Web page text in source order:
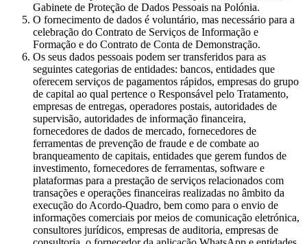
Gabinete de Proteção de Dados Pessoais na Polónia.
O fornecimento de dados é voluntário, mas necessário para a
celebração do Contrato de Serviços de Informação e
Formação e do Contrato de Conta de Demonstração.
Os seus dados pessoais podem ser transferidos para as
seguintes categorias de entidades: bancos, entidades que
oferecem serviços de pagamentos rápidos, empresas do grupo
de capital ao qual pertence o Responsável pelo Tratamento,
empresas de entregas, operadores postais, autoridades de
supervisão, autoridades de informação financeira,
fornecedores de dados de mercado, fornecedores de
ferramentas de prevenção de fraude e de combate ao
branqueamento de capitais, entidades que gerem fundos de
investimento, fornecedores de ferramentas, software e
plataformas para a prestação de serviços relacionados com
transações e operações financeiras realizadas no âmbito da
execução do Acordo-Quadro, bem como para o envio de
informações comerciais por meios de comunicação eletrónica,
consultores jurídicos, empresas de auditoria, empresas de